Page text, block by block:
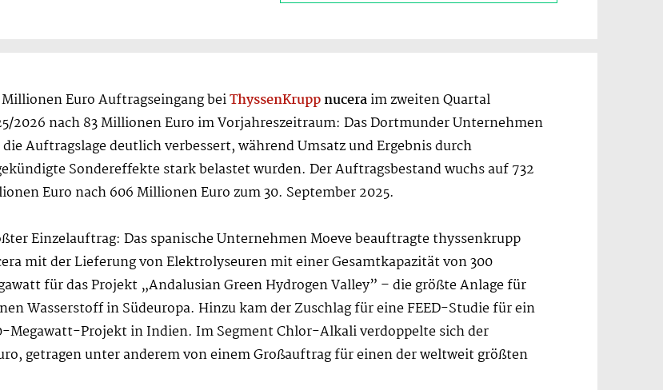
Millionen Euro Auftragseingang beiThyssenKruppnuceraim zweiten Quartal
2026 nach 83 Millionen Euro im Vorjahreszeitraum: Das Dortmunder Unternehmen
Auftragslage deutlich verbessert, während Umsatz und Ergebnis durch
Sondereffekte stark belastet wurden. Der Auftragsbestand wuchs auf 732
Euro nach 606 Millionen Euro zum 30. September 2025.
Einzelauftrag: Das spanische Unternehmen Moeve beauftragte thyssenkrupp
mit der Lieferung von Elektrolyseuren mit einer Gesamtkapazität von 300
für das Projekt „Andalusian Green Hydrogen Valley” – die größte Anlage für
Wasserstoff in Südeuropa. Hinzu kam der Zuschlag für eine FEED-Studie für ein
Megawatt-Projekt in Indien. Im Segment Chlor-Alkali verdoppelte sich der
getragen unter anderem von einem Großauftrag für einen der weltweit größten